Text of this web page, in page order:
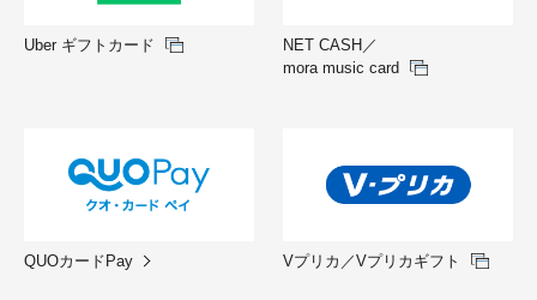
Uber ギフトカード
NET CASH／
mora music card
QUOカードPay Vプリカ／Vプリカギフト